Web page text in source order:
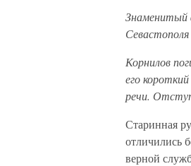
Знаменитый
Корнилов
его
речи.
Старинная
отличились
верной